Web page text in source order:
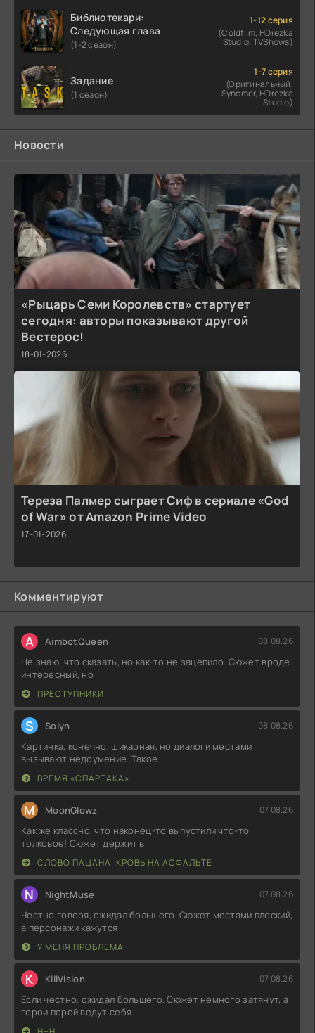
Библиотекари:
Следующая глава
(1-2 сезон)
1-12 серия
(Coldfilm, HDrezka
Studio, TVShows)
Задание
(1 сезон)
1-7 серия
(Оригинальный,
Syncmer, HDrezka
Studio)
Новости
«Рыцарь Семи Королевств» стартует
сегодня: авторы показывают другой
Вестерос!
18-01-2026
Тереза Палмер сыграет Сиф в сериале «God
of War» от Amazon Prime Video
17-01-2026
Комментируют
A AimbotQueen 08.08.26
Не знаю, что сказать, но как-то не зацепило. Сюжет вроде
интересный, но
ПРЕСТУПНИКИ
S Solyn 08.08.26
Картинка, конечно, шикарная, но диалоги местами
вызывают недоумение. Такое
ВРЕМЯ «СПАРТАКА»
M MoonGlowz 07.08.26
Как же классно, что наконец-то выпустили что-то
толковое! Сюжет держит в
СЛОВО ПАЦАНА. КРОВЬ НА АСФАЛЬТЕ
N NightMuse 07.08.26
Честно говоря, ожидал большего. Сюжет местами плоский,
а персонажи кажутся
У МЕНЯ ПРОБЛЕМА
K KillVision 07.08.26
Если честно, ожидал большего. Сюжет немного затянут, а
герои порой ведут себя